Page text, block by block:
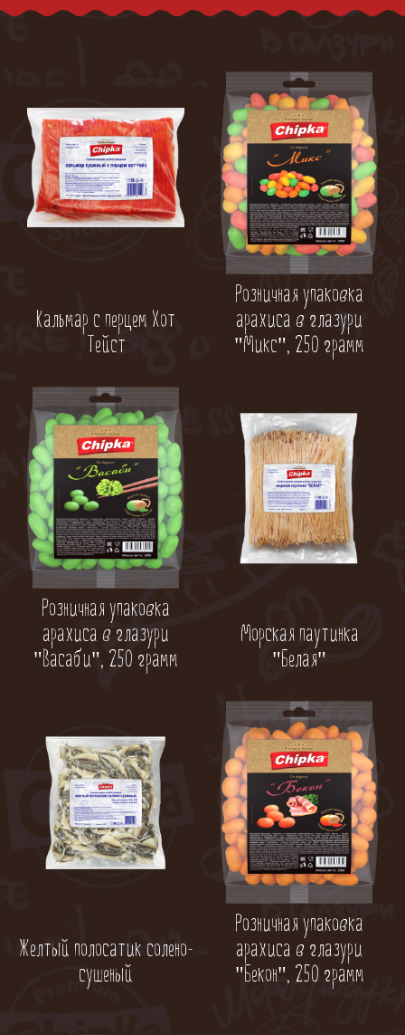
Кальмар с перцем Хот
Тейст
Розничная упаковка
арахиса в глазури
"Микс", 250 грамм
Розничная упаковка
арахиса в глазури
"Васаби", 250 грамм
Морская паутинка
"Белая"
Желтый полосатик солено-
сушеный
Розничная упаковка
арахиса в глазури
"Бекон", 250 грамм